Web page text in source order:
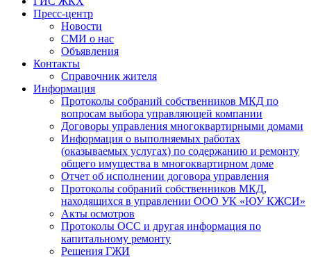
Пресс-центр
Новости
СМИ о нас
Объявления
Контакты
Справочник жителя
Информация
Протоколы собраний собственников МКД по
вопросам выбора управляющей компании
Договоры управления многоквартирными домами
Информация о выполняемых работах
(оказываемых услугах) по содержанию и ремонту
общего имущества в многоквартирном доме
Отчет об исполнении договора управления
Протоколы собраний собственников МКД,
находящихся в управлении ООО УК «ЮУ КЖСИ»
Акты осмотров
Протоколы ОСС и другая информация по
капитальному ремонту
Решения ГЖИ